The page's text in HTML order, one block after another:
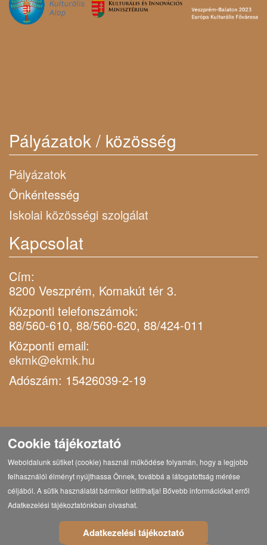
Pályázatok / közösség
Pályázatok
Önkéntesség
Iskolai közösségi szolgálat
Kapcsolat
Cím:
8200 Veszprém, Komakút tér 3.
Központi telefonszámok:
88/560-610, 88/560-620, 88/424-011
Központi email:
ekmk@ekmk.hu
Adószám: 15426039-2-19
Cookie tájékoztató
Weboldalunk sütiket (cookie) használ működése folyamán, hogy a legjobb
felhasználói élményt nyújthassa Önnek, továbbá a látogatottság mérése
céljából. A sütik használatát bármikor letilthatja! Bővebb információkat erről
Adatkezelési tájékoztatónkban olvashat.
Adatkezelési tájékoztató